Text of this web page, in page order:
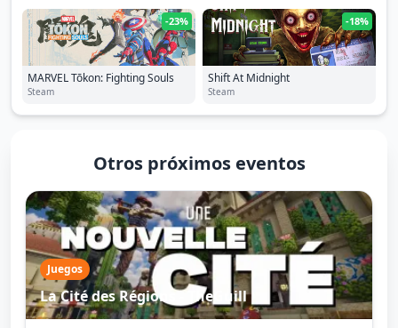
-23%
MARVEL Tōkon: Fighting Souls
Steam
-18%
Shift At Midnight
Steam
Otros próximos eventos
Juegos
La Cité des Régions - TheGuill